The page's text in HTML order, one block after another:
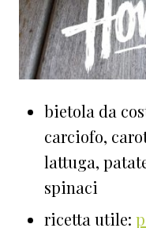
bietola da
carciofo,
lattuga,
spinaci
ricetta utile: